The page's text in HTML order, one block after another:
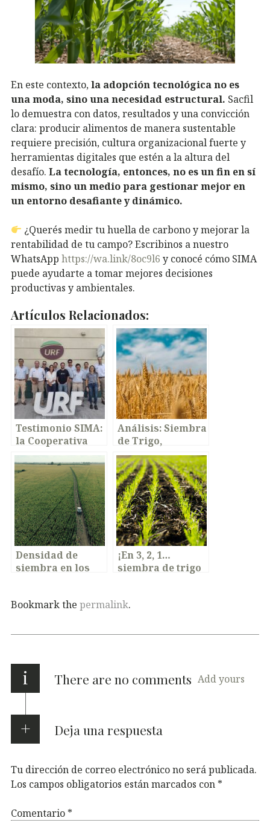
En este contexto,la adopción tecnológica no es
una moda, sino una necesidad estructural. Sacfil
lo demuestra con datos, resultados y una convicción
clara: producir alimentos de manera sustentable
requiere precisión, cultura organizacional fuerte y
herramientas digitales que estén a la altura del
desafío. La tecnología, entonces, no es un fin en sí
mismo, sino un medio para gestionar mejor en
un entorno desafiante y dinámico.
¿Querés medir tu huella de carbono y mejorar la
rentabilidad de tu campo? Escribinos a nuestro
WhatsApp https://wa.link/8oc9l6 y conocé cómo SIMA
puede ayudarte a tomar mejores decisiones
productivas y ambientales.
Artículos Relacionados:
Testimonio SIMA:
la Cooperativa
Unión Rural de
Flores y su
transformación
digital en el agro
uruguayo
Análisis:Siembra
de Trigo,
Campaña 20/21
Densidad de
siembra en los
¡En 3, 2, 1…
siembra de trigo
Bookmark the permalink.
i There are no comments Add yours
Deja una respuesta
Tu dirección de correo electrónico no será publicada.
Los campos obligatorios están marcados con *
Comentario *